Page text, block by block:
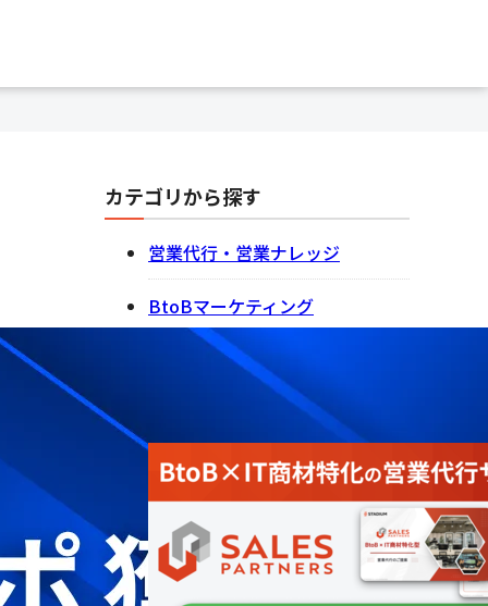
カテゴリから探す
営業代行・営業ナレッジ
BtoBマーケティング
記事一覧を見る